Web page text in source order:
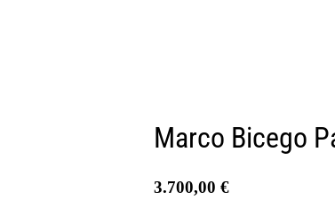
Marco Bicego
3.700,00 €